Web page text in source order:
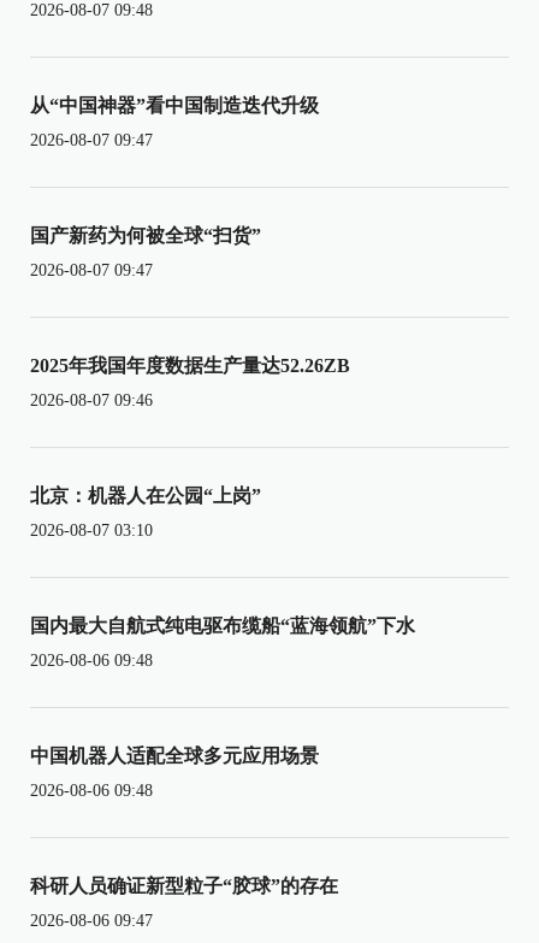
2026-08-07 09:48
从“中国神器”看中国制造迭代升级
2026-08-07 09:47
国产新药为何被全球“扫货”
2026-08-07 09:47
2025年我国年度数据生产量达52.26ZB
2026-08-07 09:46
北京：机器人在公园“上岗”
2026-08-07 03:10
国内最大自航式纯电驱布缆船“蓝海领航”下水
2026-08-06 09:48
中国机器人适配全球多元应用场景
2026-08-06 09:48
科研人员确证新型粒子“胶球”的存在
2026-08-06 09:47